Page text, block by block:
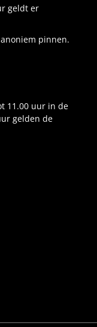
geldt er
pinnen.
11.00 uur in de
gelden de